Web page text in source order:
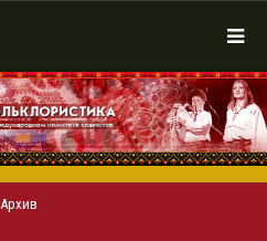
Архив